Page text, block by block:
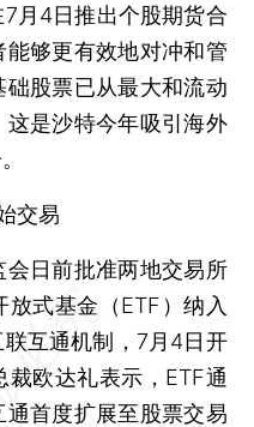
4日推出个股期货合
够更有效地对冲和管
股票已从最大和流动
是沙特今年吸引海外
交易
日前批准两地交易所
式基金（ETF）纳入
互通机制，7月4日开
欧达礼表示，ETF通
首度扩展至股票交易